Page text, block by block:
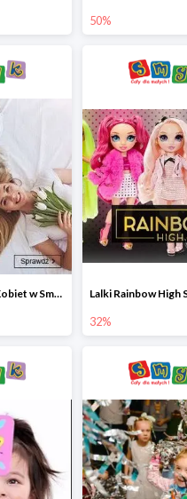
50%
Prezenty na Dzień Kobiet w Smyku do -45%
32%